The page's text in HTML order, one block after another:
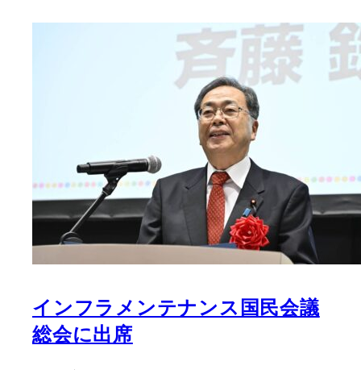
インフラメンテナンス国民会議
総会に出席